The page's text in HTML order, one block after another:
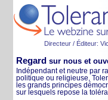
Directeur / Éditeur:
Regard sur nous et
Indépendant et neutre par
politique ou religieuse,
les grands principes
sur lesquels repose la